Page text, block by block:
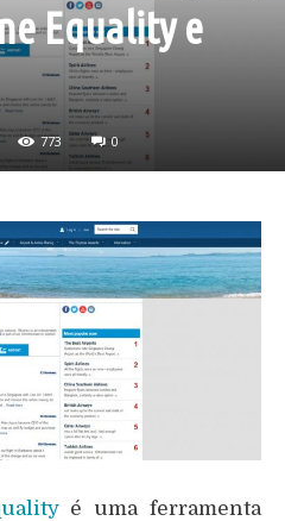
Equality e
773 0
é uma ferramenta